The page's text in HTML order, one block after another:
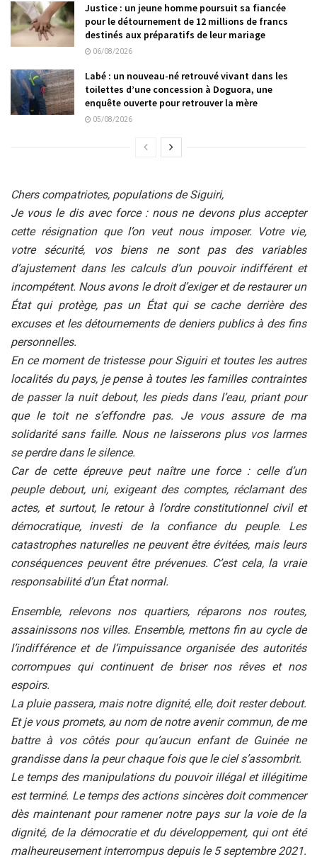
Justice : un jeune homme poursuit sa fiancée
pour le détournement de 12 millions de francs
destinés aux préparatifs de leur mariage
06/08/2026
Labé : un nouveau-né retrouvé vivant dans les
toilettes d’une concession à Doguora, une
enquête ouverte pour retrouver la mère
05/08/2026
Chers compatriotes, populations de Siguiri,
Je vous le dis avec force : nous ne devons plus accepter
cette résignation que l’on veut nous imposer. Votre vie,
votre sécurité, vos biens ne sont pas des variables
d’ajustement dans les calculs d’un pouvoir indifférent et
incompétent. Nous avons le droit d’exiger et de restaurer un
État qui protège, pas un État qui se cache derrière des
excuses et les détournements de deniers publics à des fins
personnelles.
En ce moment de tristesse pour Siguiri et toutes les autres
localités du pays, je pense à toutes les familles contraintes
de passer la nuit debout, les pieds dans l’eau, priant pour
que le toit ne s’effondre pas. Je vous assure de ma
solidarité sans faille. Nous ne laisserons plus vos larmes
se perdre dans le silence.
Car de cette épreuve peut naître une force : celle d’un
peuple debout, uni, exigeant des comptes, réclamant des
actes, et surtout, le retour à l’ordre constitutionnel civil et
démocratique, investi de la confiance du peuple. Les
catastrophes naturelles ne peuvent être évitées, mais leurs
conséquences peuvent être prévenues. C’est cela, la vraie
responsabilité d’un État normal.
Ensemble, relevons nos quartiers, réparons nos routes,
assainissons nos villes. Ensemble, mettons fin au cycle de
l’indifférence et de l’impuissance organisée des autorités
corrompues qui continuent de briser nos rêves et nos
espoirs.
La pluie passera, mais notre dignité, elle, doit rester debout.
Et je vous promets, au nom de notre avenir commun, de me
battre à vos côtés pour qu’aucun enfant de Guinée ne
grandisse dans la peur chaque fois que le ciel s’assombrit.
Le temps des manipulations du pouvoir illégal et illégitime
est terminé. Le temps des actions sincères doit commencer
dès maintenant pour ramener notre pays sur la voie de la
dignité, de la démocratie et du développement, qui ont été
malheureusement interrompus depuis le 5 septembre 2021.